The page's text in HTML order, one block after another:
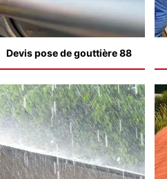
Devis pose de gouttière 88